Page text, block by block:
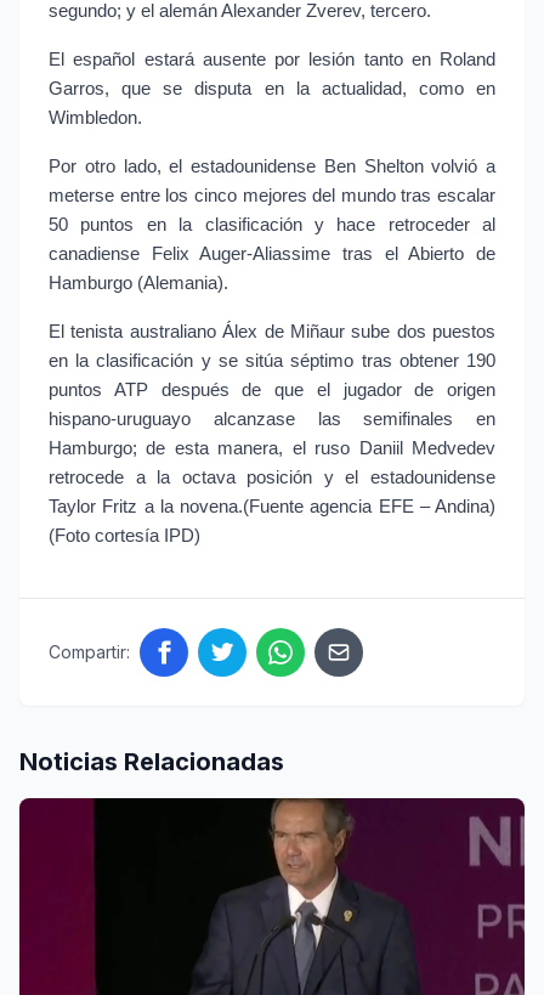
segundo; y el alemán Alexander Zverev, tercero.
El español estará ausente por lesión tanto en Roland
Garros, que se disputa en la actualidad, como en
Wimbledon.
Por otro lado, el estadounidense Ben Shelton volvió a
meterse entre los cinco mejores del mundo tras escalar
50 puntos en la clasificación y hace retroceder al
canadiense Felix Auger-Aliassime tras el Abierto de
Hamburgo (Alemania).
El tenista australiano Álex de Miñaur sube dos puestos
en la clasificación y se sitúa séptimo tras obtener 190
puntos ATP después de que el jugador de origen
hispano-uruguayo alcanzase las semifinales en
Hamburgo; de esta manera, el ruso Daniil Medvedev
retrocede a la octava posición y el estadounidense
Taylor Fritz a la novena.(Fuente agencia EFE – Andina)
(Foto cortesía IPD)
Compartir:
Noticias Relacionadas